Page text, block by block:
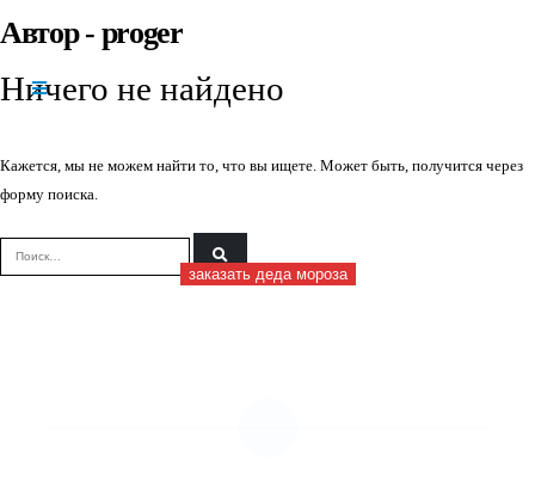
заказать деда мороза
Автор - proger
Ничего не найдено
Кажется, мы не можем найти то, что вы ищете. Может быть, получится через
форму поиска.